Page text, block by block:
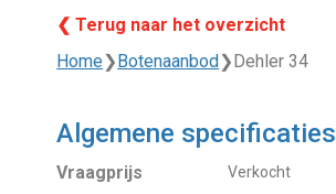
❮ Terug naar het overzicht
Home❯ Botenaanbod ❯ Dehler 34
Algemene specificaties
Vraagprijs Verkocht